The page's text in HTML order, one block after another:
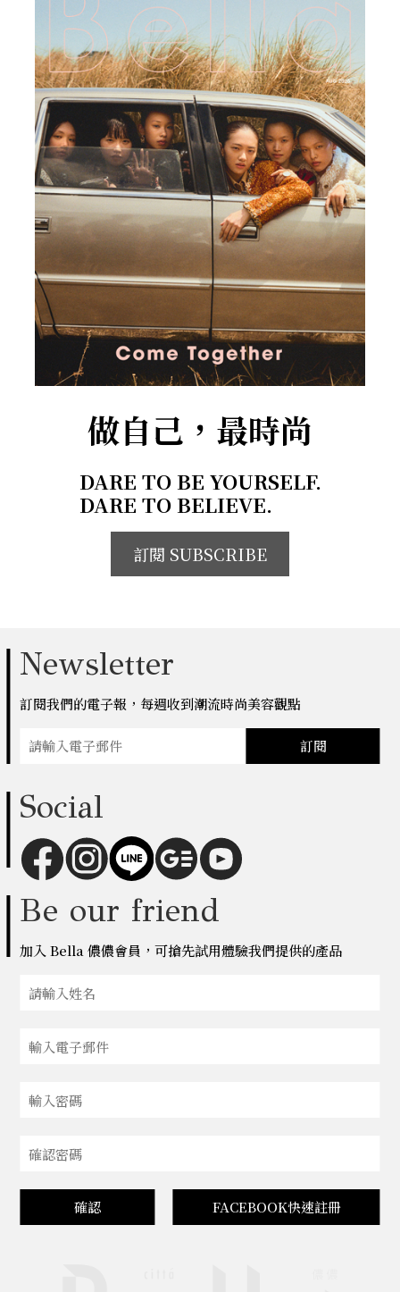
做自己，最時尚
DARE TO BE YOURSELF.
DARE TO BELIEVE.
訂閱 SUBSCRIBE
Newsletter
訂閱我們的電子報，每週收到潮流時尚美容觀點
訂閱
Social
Be our friend
加入 Bella 儂儂會員，可搶先試用體驗我們提供的產品
確認 FACEBOOK快速註冊